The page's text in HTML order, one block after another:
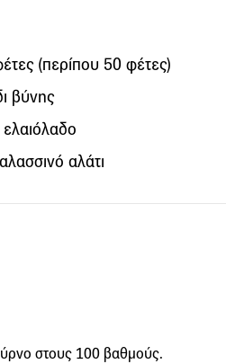
(περίπου 50 φέτες)
βύνης
αλάτι
στους 100 βαθμούς.